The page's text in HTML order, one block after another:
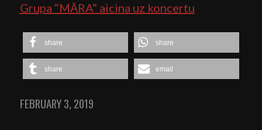
Grupa “MĀRA” aicina uz koncertu
share share
share email
FEBRUARY 3, 2019